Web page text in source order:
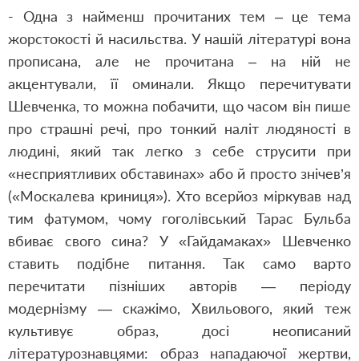
- Одна з найменш прочитаних тем – це тема
жорстокості й насильства. У нашій літературі вона
прописана, але не прочитана – на ній не
акцентували, її оминали. Якщо перечитувати
Шевченка, то можна побачити, що часом він пише
про страшні речі, про тонкий наліт людяності в
людині, який так легко з себе струсити при
«несприятливих обставинах» або й просто знічев’я
(«Москалева криниця»). Хто всерйоз міркував над
тим фатумом, чому гоголівський Тарас Бульба
вбиває свого сина? У «Гайдамаках» Шевченко
ставить подібне питання. Так само варто
перечитати пізніших авторів — періоду
модернізму — скажімо, Хвильового, який теж
культивує образ, досі неописаний
літературознавцями: образ нападаючої жертви,